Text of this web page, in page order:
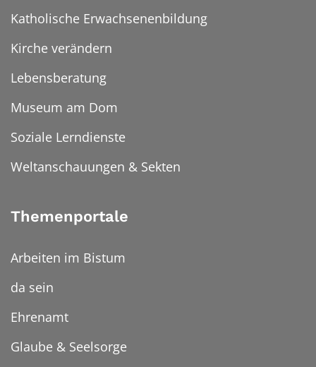
Katholische Erwachsenenbildung
Kirche verändern
Lebensberatung
Museum am Dom
Soziale Lerndienste
Weltanschauungen & Sekten
Themenportale
Arbeiten im Bistum
da sein
Ehrenamt
Glaube & Seelsorge